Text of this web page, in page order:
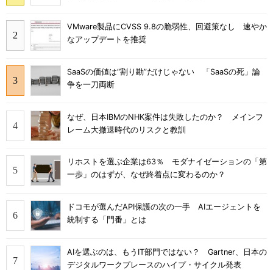
VMware製品にCVSS 9.8の脆弱性、回避策なし 速やか
なアップデートを推奨
SaaSの価値は“割り勘”だけじゃない 「SaaSの死」論
争を一刀両断
なぜ、日本IBMのNHK案件は失敗したのか？ メインフ
レーム大撤退時代のリスクと教訓
リホストを選ぶ企業は63％ モダナイゼーションの「第
一歩」のはずが、なぜ終着点に変わるのか？
ドコモが選んだAPI保護の次の一手 AIエージェントを
統制する「門番」とは
AIを選ぶのは、もうIT部門ではない？ Gartner、日本の
デジタルワークプレースのハイプ・サイクル発表